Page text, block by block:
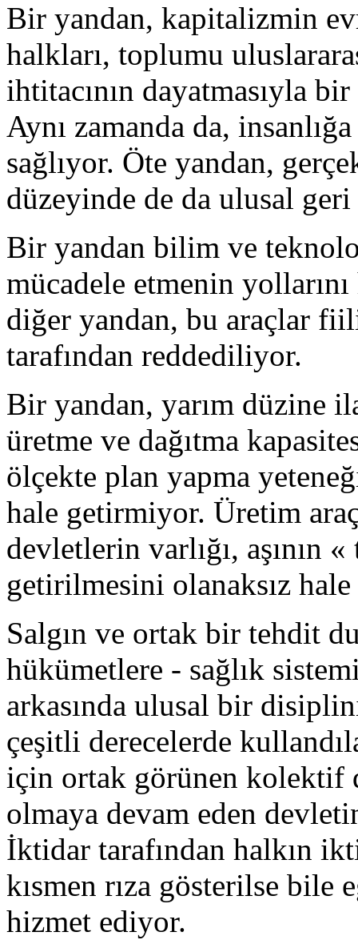
Bir yandan, kapitalizmin
halkları, toplumu
ihtitacının dayatmasıyla
Aynı zamanda da,
sağlıyor. Öte yandan,
düzeyinde de da ulusal
Bir yandan bilim ve
mücadele etmenin
diğer yandan, bu araçlar
tarafından reddediliyor.
Bir yandan, yarım düzine
üretme ve dağıtma
ölçekte plan yapma
hale getirmiyor. Üretim
devletlerin varlığı, aşının
getirilmesini olanaksız
Salgın ve ortak bir tehdit
hükümetlere - sağlık
arkasında ulusal bir
çeşitli derecelerde
için ortak görünen kolektif
olmaya devam eden
İktidar tarafından halkın
kısmen rıza gösterilse bile
hizmet ediyor.